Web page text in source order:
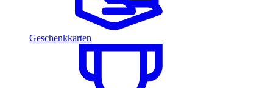
Geschenkkarten